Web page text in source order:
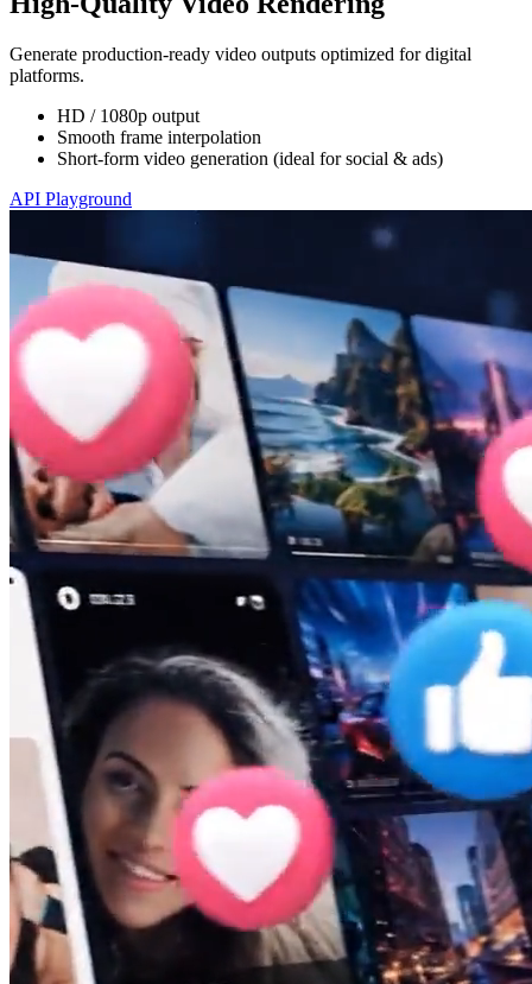
Generate production-ready video outputs optimized for digital
platforms.
HD / 1080p output
Smooth frame interpolation
Short-form video generation (ideal for social & ads)
API Playground